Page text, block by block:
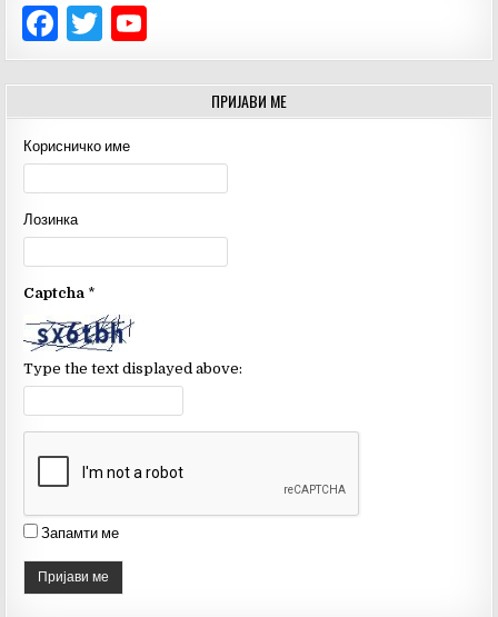
F
a
c
e
b
o
o
k
T
w
it
te
r
o
u
T
u
b
e
C
n
n
ПРИЈАВИ МЕ
Корисничко име
Лозинка
Captcha *
Type the text displayed above:
Запамти ме